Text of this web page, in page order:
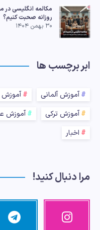
مکالمه انگلیسی در
روزانه صحبت کنیم؟
۳۰ بهمن ۱۴۰۴
ابر برچسب ها
آموزش آلمانی آموزش
آموزش ترکی
آموزش
اخبار
مرا دنبال کنید!
اینستاگرام تلگرام